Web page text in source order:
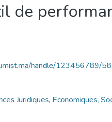
de
handle/123456789/
Juridiques, Economiques,